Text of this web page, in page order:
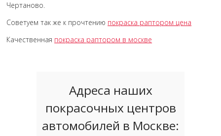
Чертаново.
Советуем так же к прочтению покраска раптором цена
Качественная покраска раптором в москве
Адреса наших
покрасочных центров
автомобилей в Москве: